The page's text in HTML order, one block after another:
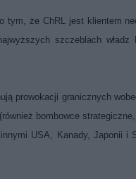
tym, że ChRL jest klientem
szczeblach
prowokacji granicznych
bombowce
USA, Kanady, Japonii